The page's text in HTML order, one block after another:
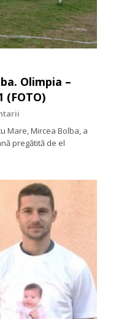
Olimpia –
(FOTO)
Mare, Mircea Bolba, a
pregătită de el